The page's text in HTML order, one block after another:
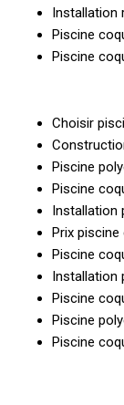
Installation
Piscine
Piscine
Choisir
Piscine
Piscine
Installation
Prix
Piscine
Installation
Piscine
Piscine
Piscine